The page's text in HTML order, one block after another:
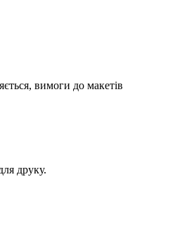
вимоги до макетів
друку.